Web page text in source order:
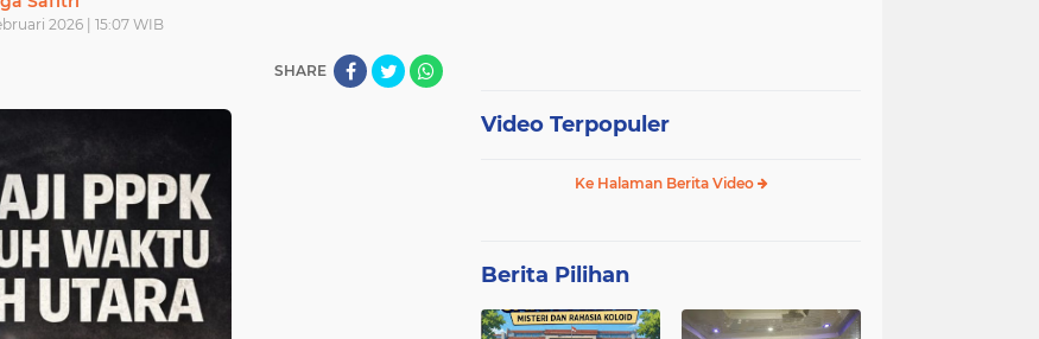
2026 | 15:07 WIB
SHARE
Video Terpopuler
Ke Halaman Berita Video
Berita Pilihan